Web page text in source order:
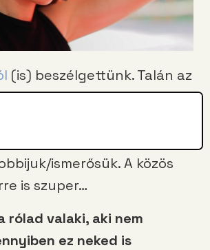
(is) beszélgettünk. Talán az
két ismeretlen
ha véletlenül
közös
ismerősük. A közös
is szuper…
rólad valaki, aki nem
ez neked is